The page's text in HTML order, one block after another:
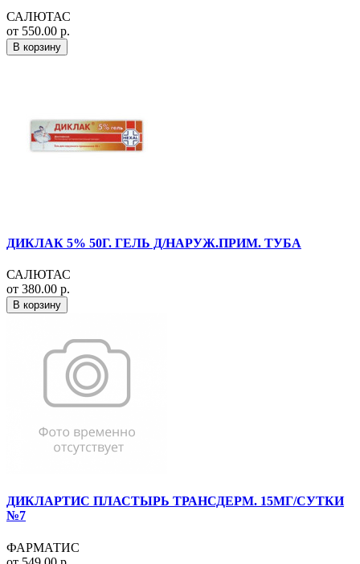
САЛЮТАС
от 550.00 р.
В корзину
ДИКЛАК 5% 50Г. ГЕЛЬ Д/НАРУЖ.ПРИМ. ТУБА
САЛЮТАС
от 380.00 р.
В корзину
ДИКЛАРТИС ПЛАСТЫРЬ ТРАНСДЕРМ. 15МГ/СУТКИ
№7
ФАРМАТИС